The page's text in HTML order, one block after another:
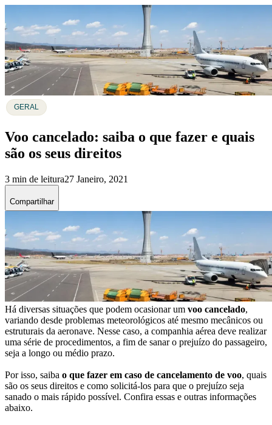
GERAL
Voo cancelado: saiba o que fazer e quais
são os seus direitos
3 min de leitura27 Janeiro, 2021
Compartilhar
Há diversas situações que podem ocasionar um voo cancelado,
variando desde problemas meteorológicos até mesmo mecânicos ou
estruturais da aeronave. Nesse caso, a companhia aérea deve realizar
uma série de procedimentos, a fim de sanar o prejuízo do passageiro,
seja a longo ou médio prazo.
Por isso, saiba o que fazer em caso de cancelamento de voo, quais
são os seus direitos e como solicitá-los para que o prejuízo seja
sanado o mais rápido possível. Confira essas e outras informações
abaixo.